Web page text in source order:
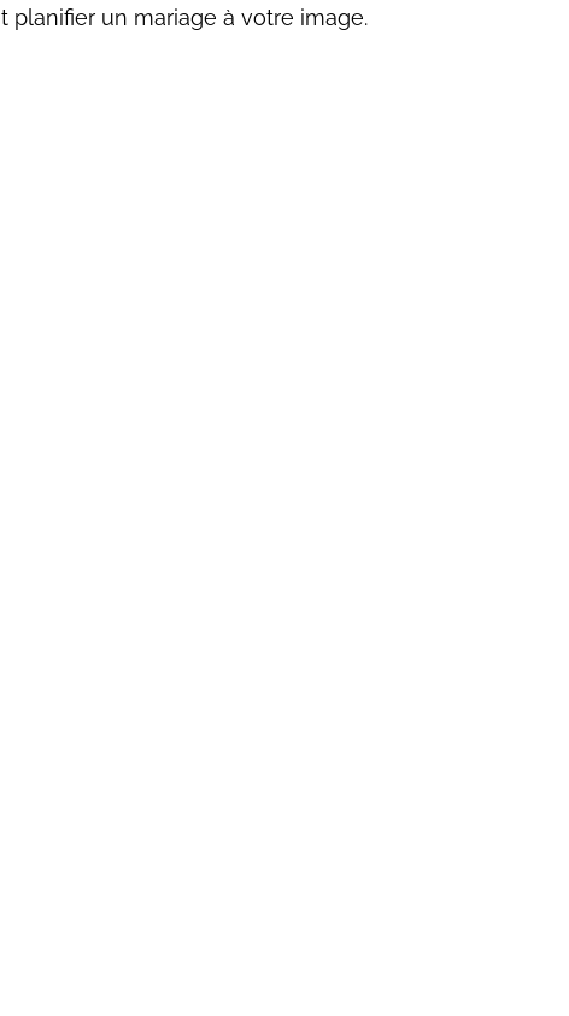
planifier un mariage à votre image.